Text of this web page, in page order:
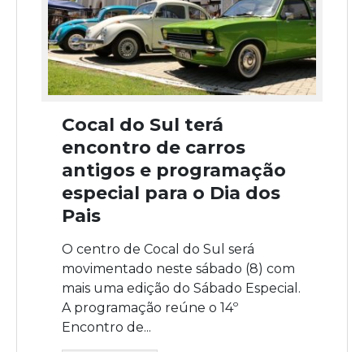
Cocal do Sul terá
encontro de carros
antigos e programação
especial para o Dia dos
Pais
O centro de Cocal do Sul será
movimentado neste sábado (8) com
mais uma edição do Sábado Especial.
A programação reúne o 14º
Encontro de...